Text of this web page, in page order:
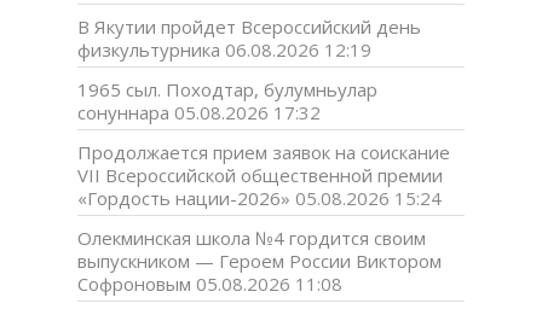
В Якутии пройдет Всероссийский день
физкультурника 06.08.2026 12:19
1965 сыл. Походтар, булумньулар
сонуннара 05.08.2026 17:32
Продолжается прием заявок на соискание
VII Всероссийской общественной премии
«Гордость нации-2026» 05.08.2026 15:24
Олекминская школа №4 гордится своим
выпускником — Героем России Виктором
Софроновым 05.08.2026 11:08